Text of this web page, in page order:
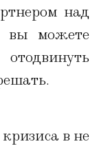
над
вы можете
в не